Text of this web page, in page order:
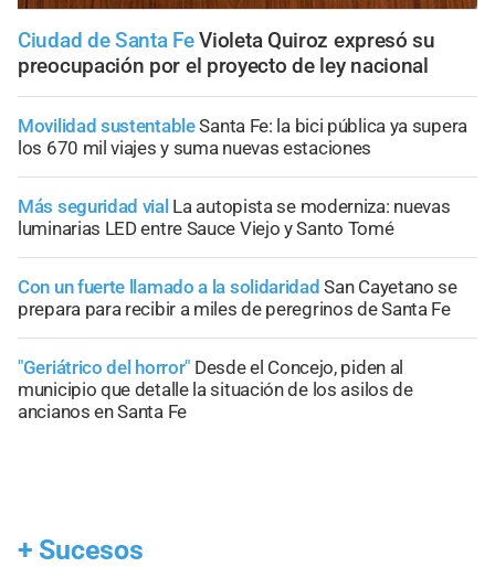
Ciudad de Santa Fe Violeta Quiroz expresó su
preocupación por el proyecto de ley nacional
Movilidad sustentableSanta Fe: la bici pública ya supera
los 670 mil viajes y suma nuevas estaciones
Más seguridad vial La autopista se moderniza: nuevas
luminarias LED entre Sauce Viejo y Santo Tomé
Con un fuerte llamado a la solidaridad San Cayetano se
prepara para recibir a miles de peregrinos de Santa Fe
"Geriátrico del horror" Desde el Concejo, piden al
municipio que detalle la situación de los asilos de
ancianos en Santa Fe
+ Sucesos